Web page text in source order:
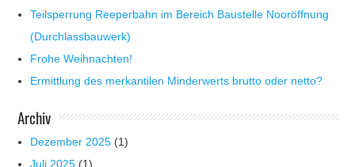
Teilsperrung Reeperbahn im Bereich Baustelle Nooröffnung
(Durchlassbauwerk)
Frohe Weihnachten!
Ermittlung des merkantilen Minderwerts brutto oder netto?
Archiv
Dezember 2025 (1)
Juli 2025 (1)